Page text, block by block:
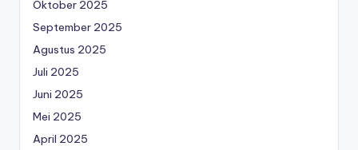
Oktober 2025
September 2025
Agustus 2025
Juli 2025
Juni 2025
Mei 2025
April 2025